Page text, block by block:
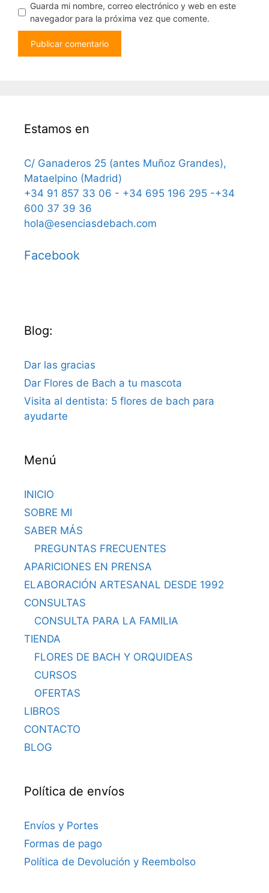
Guarda mi nombre, correo electrónico y web en este
navegador para la próxima vez que comente.
Estamos en
C/ Ganaderos 25 (antes Muñoz Grandes),
Mataelpino (Madrid)
+34 91 857 33 06 - +34 695 196 295 -+34
600 37 39 36
hola@esenciasdebach.com
Facebook
Blog:
Dar las gracias
Dar Flores de Bach a tu mascota
Visita al dentista: 5 flores de bach para
ayudarte
Menú
INICIO
SOBRE MI
SABER MÁS
PREGUNTAS FRECUENTES
APARICIONES EN PRENSA
ELABORACIÓN ARTESANAL DESDE 1992
CONSULTAS
CONSULTA PARA LA FAMILIA
TIENDA
FLORES DE BACH Y ORQUIDEAS
CURSOS
OFERTAS
LIBROS
CONTACTO
BLOG
Política de envíos
Envíos y Portes
Formas de pago
Política de Devolución y Reembolso